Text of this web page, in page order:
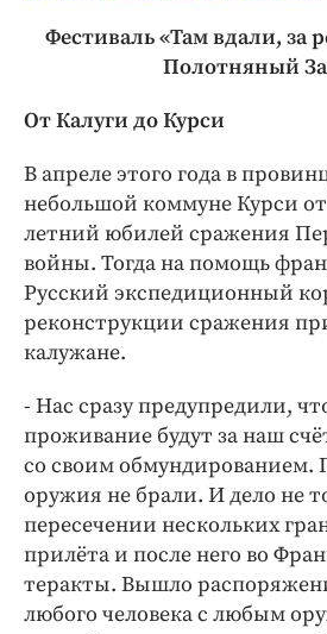
Фестиваль «Там вдали, за
Полотняный
От Калуги до Курси
В апреле этого года в
небольшой коммуне Курси
летний юбилей сражения
войны. Тогда на помощь
Русский экспедиционный
реконструкции сражения
калужане.
- Нас сразу предупредили,
проживание будут за наш
со своим обмундированием.
оружия не брали. И дело не
пересечении нескольких
прилёта и после него во
теракты. Вышло
любого человека с любым